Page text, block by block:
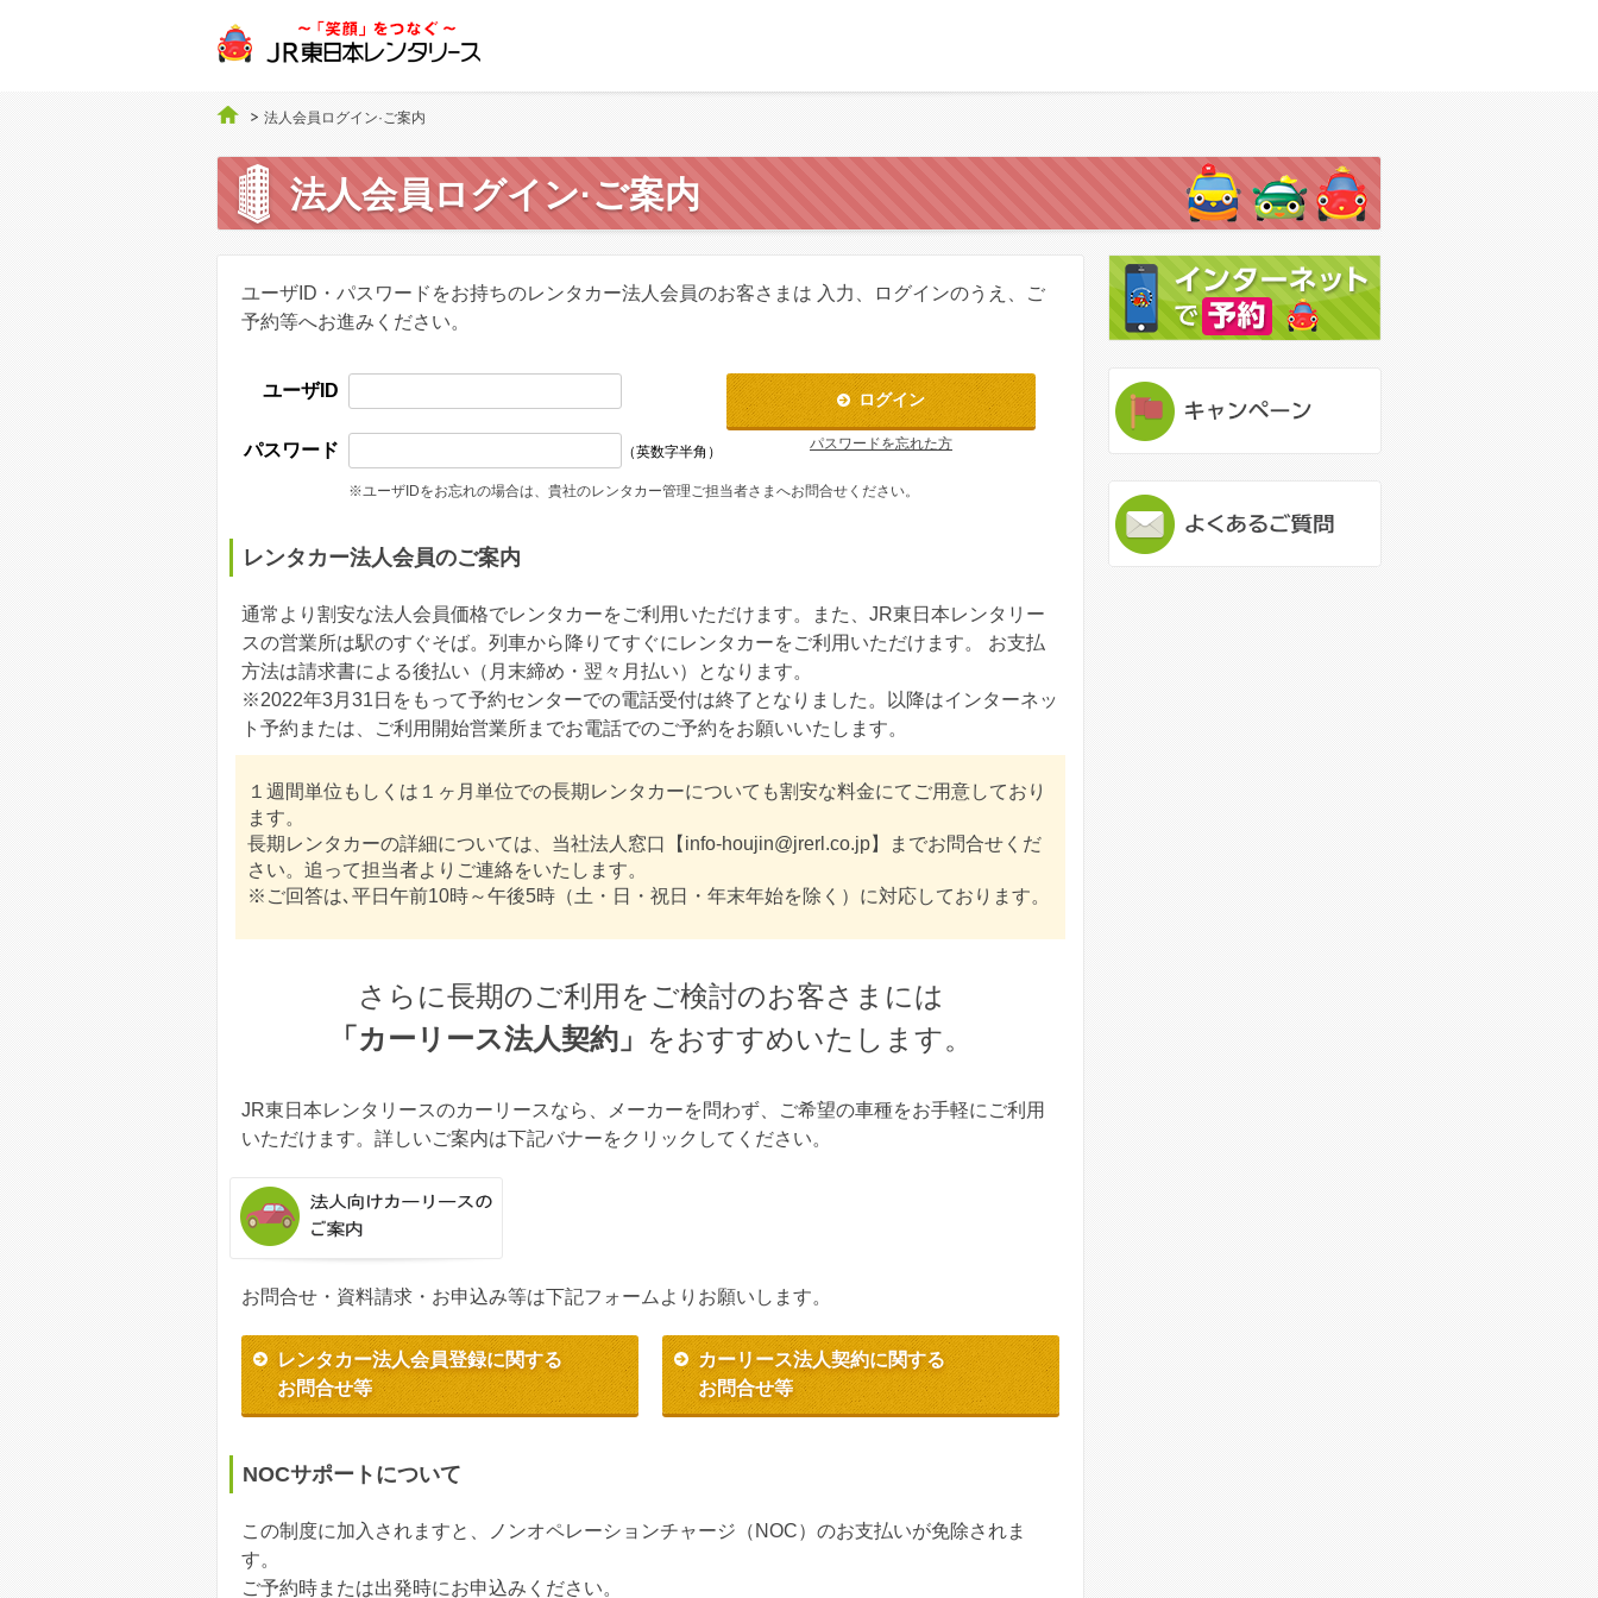
法人会員ログイン·ご案内
法人会員ログイン·ご案内
ユーザID・パスワードをお持ちのレンタカー法人会員のお客さまは 入力、ログインのうえ、ご
予約等へお進みください。
ユーザID
パスワード （英数字半角）
※ユーザIDをお忘れの場合は、貴社のレンタカー管理ご担当者さまへお問合せください。
ログイン
パスワードを忘れた方
レンタカー法人会員のご案内
通常より割安な法人会員価格でレンタカーをご利用いただけます。また、JR東日本レンタリー
スの営業所は駅のすぐそば。列車から降りてすぐにレンタカーをご利用いただけます。 お支払
方法は請求書による後払い（月末締め・翌々月払い）となります。
※2022年3月31日をもって予約センターでの電話受付は終了となりました。以降はインターネッ
ト予約または、ご利用開始営業所までお電話でのご予約をお願いいたします。
１週間単位もしくは１ヶ月単位での長期レンタカーについても割安な料金にてご用意しており
ます。
長期レンタカーの詳細については、当社法人窓口【info-houjin@jrerl.co.jp】までお問合せくだ
さい。追って担当者よりご連絡をいたします。
※ご回答は､平日午前10時～午後5時（土・日・祝日・年末年始を除く）に対応しております。
さらに長期のご利用をご検討のお客さまには
「カーリース法人契約」 をおすすめいたします。
JR東日本レンタリースのカーリースなら、メーカーを問わず、ご希望の車種をお手軽にご利用
いただけます。詳しいご案内は下記バナーをクリックしてください。
お問合せ・資料請求・お申込み等は下記フォームよりお願いします。
レンタカー法人会員登録に関する
お問合せ等
カーリース法人契約に関する
お問合せ等
NOCサポートについて
この制度に加入されますと、ノンオペレーションチャージ（NOC）のお支払いが免除されま
す。
ご予約時または出発時にお申込みください。